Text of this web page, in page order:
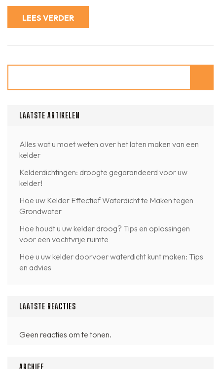
LEES VERDER
LAATSTE ARTIKELEN
Alles wat u moet weten over het laten maken van een
kelder
Kelderdichtingen: droogte gegarandeerd voor uw
kelder!
Hoe uw Kelder Effectief Waterdicht te Maken tegen
Grondwater
Hoe houdt u uw kelder droog? Tips en oplossingen
voor een vochtvrije ruimte
Hoe u uw kelder doorvoer waterdicht kunt maken: Tips
en advies
LAATSTE REACTIES
Geen reacties om te tonen.
ARCHIEF